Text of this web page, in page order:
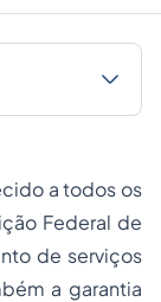
a todos os
Federal de
de serviços
a garantia